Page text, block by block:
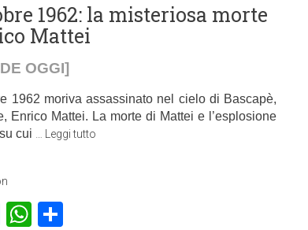
1962: la misteriosa morte
Mattei
OGGI]
1962 moriva assassinato nel cielo di Bascapè,
Enrico Mattei. La morte di Mattei e l’esplosione
cui
Leggi tutto
TwitterWhatsApp